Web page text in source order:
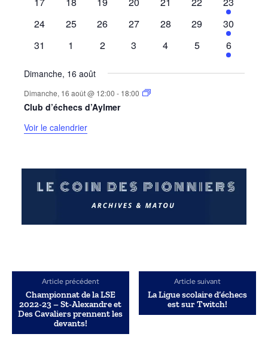
évènements
0
24
0
25
0
26
0
27
0
28
0
évènements
29
1
30
0
31
0
1
0
2
0
3
0
4
0
évènements
5
1
6
Dimanche, 16 août
Dimanche, 16 août @ 12:00 - 18:00
Club d’échecs d’Aylmer
Voir le calendrier
Article précédent
Championnat de la LSE
2022-23 – St-Alexandre et
Des Cavaliers prennent les
devants!
Article suivant
La Ligue scolaire d’échecs
est sur Twitch!